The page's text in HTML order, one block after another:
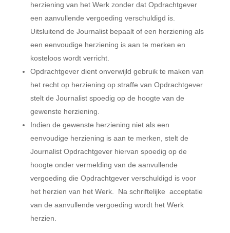
herziening van het Werk zonder dat Opdrachtgever
een aanvullende vergoeding verschuldigd is.
Uitsluitend de Journalist bepaalt of een herziening als
een eenvoudige herziening is aan te merken en
kosteloos wordt verricht.
Opdrachtgever dient onverwijld gebruik te maken van
het recht op herziening op straffe van Opdrachtgever
stelt de Journalist spoedig op de hoogte van de
gewenste herziening.
Indien de gewenste herziening niet als een
eenvoudige herziening is aan te merken, stelt de
Journalist Opdrachtgever hiervan spoedig op de
hoogte onder vermelding van de aanvullende
vergoeding die Opdrachtgever verschuldigd is voor
het herzien van het Werk. Na schriftelijke acceptatie
van de aanvullende vergoeding wordt het Werk
herzien.